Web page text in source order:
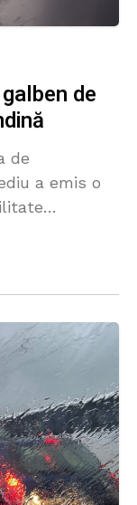
de
de
a emis o
în intervalul